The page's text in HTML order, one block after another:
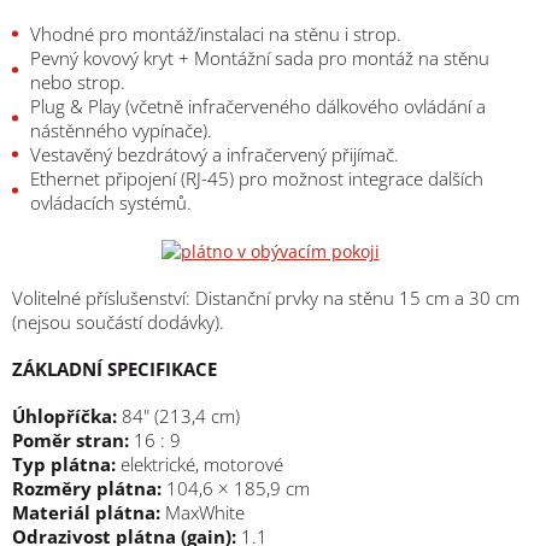
Vhodné pro montáž/instalaci na stěnu i strop.
Pevný kovový kryt + Montážní sada pro montáž na stěnu
nebo strop.
Plug & Play (včetně infračerveného dálkového ovládání a
nástěnného vypínače).
Vestavěný bezdrátový a infračervený přijímač.
Ethernet připojení (RJ-45) pro možnost integrace dalších
ovládacích systémů.
Volitelné příslušenství: Distanční prvky na stěnu 15 cm a 30 cm
(nejsou součástí dodávky).
ZÁKLADNÍ SPECIFIKACE
Úhlopříčka: 84" (213,4 cm)
Poměr stran: 16 : 9
Typ plátna: elektrické, motorové
Rozměry plátna: 104,6 × 185,9 cm
Materiál plátna: MaxWhite
Odrazivost plátna (gain): 1.1